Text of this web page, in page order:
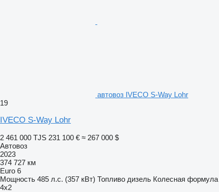
автовоз IVECO S-Way Lohr
19
IVECO S-Way Lohr
2 461 000 TJS 231 100 € ≈ 267 000 $
Автовоз
2023
374 727 км
Euro 6
Мощность 485 л.с. (357 кВт) Топливо дизель Колесная формула
4x2